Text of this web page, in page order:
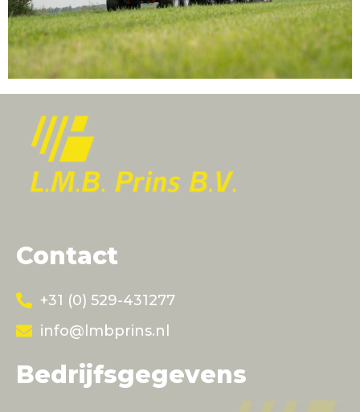
Contact
+31 (0) 529-431277
info@lmbprins.nl
Bedrijfsgegevens